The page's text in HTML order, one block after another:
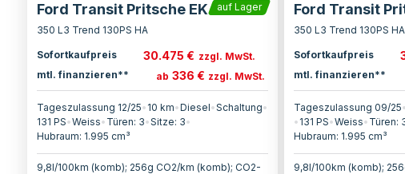
Ford Transit Pritsche EK
auf Lager
350 L3 Trend 130PS HA
Sofortkaufpreis 30.475 € zzgl. MwSt.
mtl. finanzieren**
ab 336 € zzgl. MwSt.
Tageszulassung 12/25• 10 km•Diesel•Schaltung•
131 PS•Weiss• Türen: 3•Sitze: 3•
Hubraum: 1.995 cm³
9,8l/100km (komb); 256g CO2/km (komb); CO2-
Ford Transit
350 L3 Trend 130PS HA
Sofortkaufpreis
mtl. finanzieren**
Tageszulassung 09/25•
• 131 PS•Weiss• Türen:
Hubraum: 1.995 cm³
9,8l/100km (komb);